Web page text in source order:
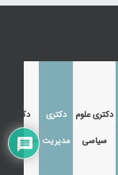
دکتری علوم
سیاسی
دکتری
مدیریت
دکتری
حسابداری